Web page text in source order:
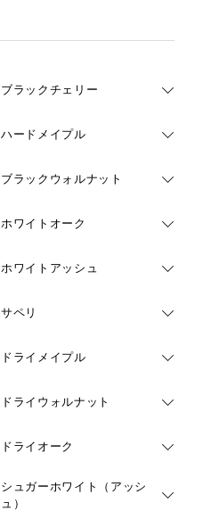
ブラックチェリー
ハードメイプル
ブラックウォルナット
ホワイトオーク
ホワイトアッシュ
サペリ
ドライメイプル
ドライウォルナット
ドライオーク
シュガーホワイト（アッシ
ュ）